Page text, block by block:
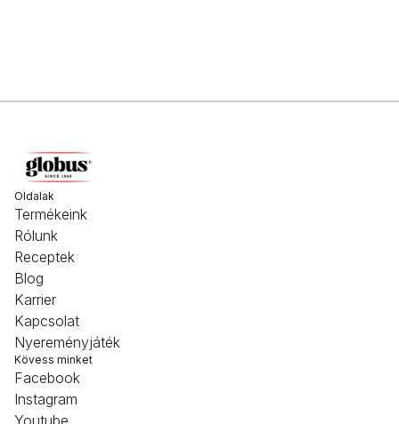
Oldalak
Termékeink
Rólunk
Receptek
Blog
Karrier
Kapcsolat
Nyereményjáték
Kövess minket
Facebook
Instagram
Youtube